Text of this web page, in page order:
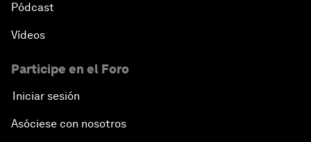
Pódcast
Vídeos
Participe en el Foro
Iniciar sesión
Asóciese con nosotros